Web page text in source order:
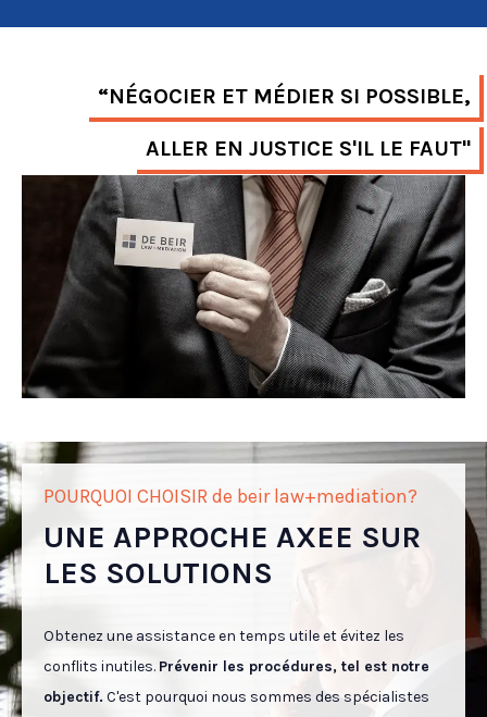
“NÉGOCIER ET MÉDIER SI POSSIBLE,
ALLER EN JUSTICE S'IL LE FAUT"
POURQUOI CHOISIR de beir law+mediation?
UNE APPROCHE AXEE SUR
LES SOLUTIONS
Obtenez une assistance en temps utile et évitez les
conflits inutiles. Prévenir les procédures, tel est notre
objectif. C'est pourquoi nous sommes des spécialistes